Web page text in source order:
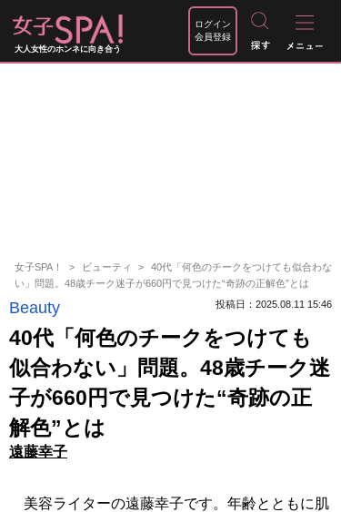
大人女性のホンネに向き合う
ログイン
会員登録
女子SPA！ ビューティ
40代「何色のチークをつけても似合わな
い」問題。48歳チーク迷子が660円で見つけた“奇跡の正解色”とは
Beauty 投稿日：2025.08.11 15:46
40代「何色のチークをつけても
似合わない」問題。48歳チーク迷
子が660円で見つけた“奇跡の正
解色”とは
遠藤幸子
美容ライターの遠藤幸子です。年齢とともに肌